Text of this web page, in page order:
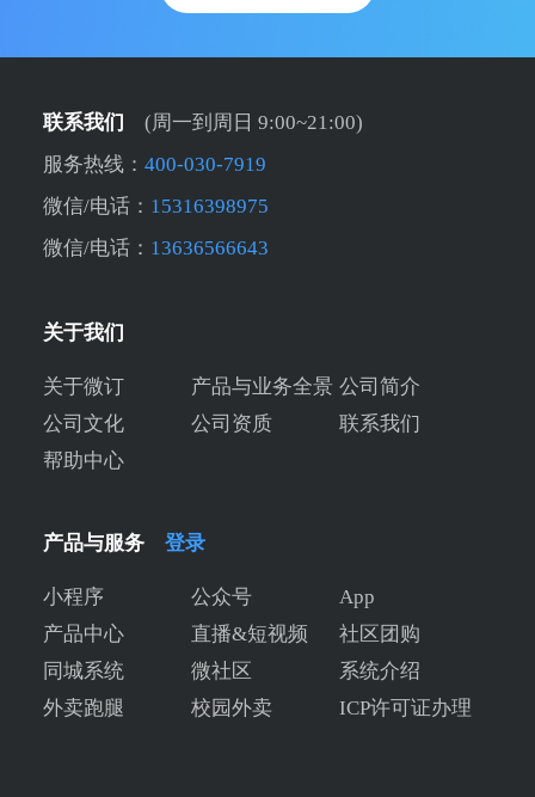
联系我们
(周一到周日 9:00~21:00)
服务热线： 400-030-7919
微信/电话： 15316398975
微信/电话： 13636566643
关于我们
关于微订 产品与业务全景 公司简介
公司文化
公司资质
联系我们
帮助中心
产品与服务 登录
小程序 公众号
App
产品中心
直播&短视频
社区团购
同城系统
微社区
系统介绍
外卖跑腿
校园外卖 ICP许可证办理